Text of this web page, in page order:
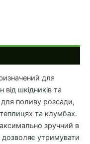
для
шкідників та
поливу розсади,
та клумбах.
зручний в
дозволяє утримувати